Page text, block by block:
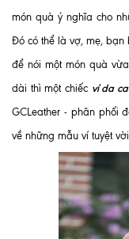
món quà ý nghĩa cho
Đó có thể là vợ, mẹ, bạn
để nói một món quà
dài thì một chiếc ví da
GCLeather - phân phối
về những mẫu ví tuyệt